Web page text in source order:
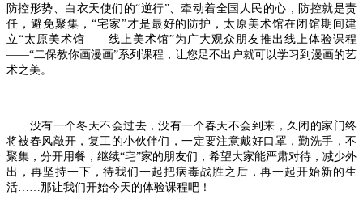
防控形势、白衣天使们的“逆行”、牵动着全国人民的心，防控就是责
任，避免聚集，“宅家”才是最好的防护，太原美术馆在闭馆期间建
立“太原美术馆——线上美术馆”为广大观众朋友推出线上体验课程
——“二保教你画漫画”系列课程，让您足不出户就可以学习到漫画的艺
术之美。
没有一个冬天不会过去，没有一个春天不会到来，久闭的家门终
将被春风敲开，复工的小伙伴们，一定要注意戴好口罩，勤洗手，不
聚集，分开用餐，继续“宅”家的朋友们，希望大家能严肃对待，减少外
出，再坚持一下，待我们一起把病毒战胜之后，再一起开始新的生
活……那让我们开始今天的体验课程吧！